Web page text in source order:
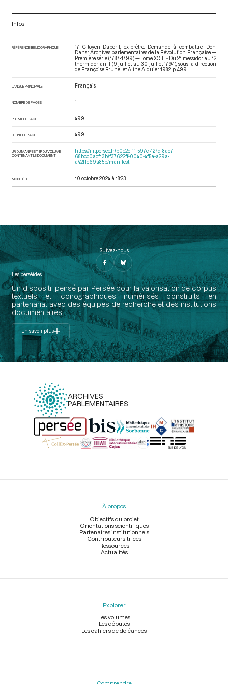
Infos
RÉFÉRENCE BIBLIOGRAPHIQUE
17. Citoyen Daporil, ex-prêtre. Demande à combattre. Don.
Dans : Archives parlementaires de la Révolution Française —
Première série (1787-1799) — Tome XCIII - Du 21 messidor au 12
thermidor an II (9 juillet au 30 juillet 1794) , sous la direction
de Françoise Brunel et Aline Alquier. 1982. p. 499.
LANGUE PRINCIPALE Français
NOMBRE DE PAGES 1
PREMIÈRE PAGE 499
DERNIÈRE PAGE 499
URI DU MANIFEST IIIF DU VOLUME
CONTENANT LE DOCUMENT
https://iiif.persee.fr/b0e2cf11-597c-427d-8ac7-
68bcc0acf13b/f37622ff-0040-4f5a-a29a-
a42f1e69a85b/manifest
MODIFIÉ LE 10 octobre 2024 à 18:23
Suivez-nous
Les perséides
Un dispositif pensé par Persée pour la valorisation de corpus
textuels et iconographiques numérisés construits en
partenariat avec des équipes de recherche et des institutions
documentaires.
En savoir plus
ARCHIVES
PARLEMENTAIRES
Menu
À propos
Objectifs du projet
Orientations scientifiques
Partenaires institutionnels
Contributeurs-trices
Ressources
Actualités
Explorer
Les volumes
Les députés
Les cahiers de doléances